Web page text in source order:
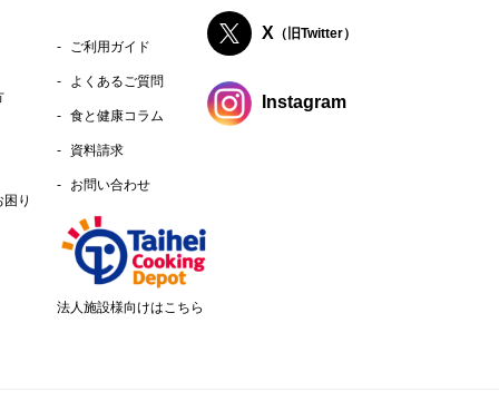
り
ご利用ガイド
よくあるご質問
食と健康コラム
資料請求
お問い合わせ
法人施設様向けはこちら
X （旧Twitter）
Instagram